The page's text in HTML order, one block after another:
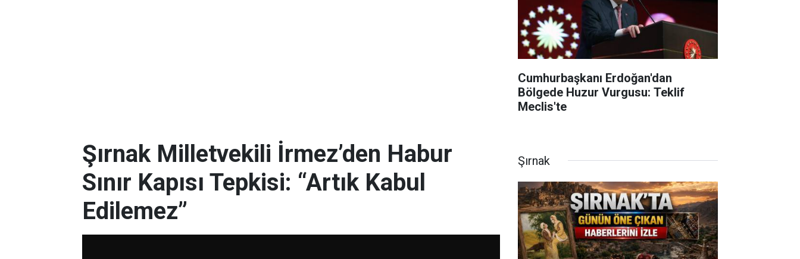
Cumhurbaşkanı Erdoğan'dan
Bölgede Huzur Vurgusu: Teklif
Meclis'te
Şırnak Milletvekili İrmez’den Habur
Sınır Kapısı Tepkisi: “Artık Kabul
Edilemez”
Şırnak